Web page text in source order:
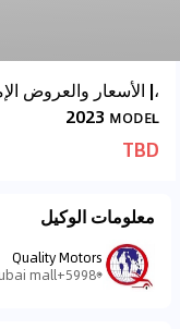
2023 ᴍᴏᴅᴇʟ
TBD
معلومات الوكيل
Quality Motors